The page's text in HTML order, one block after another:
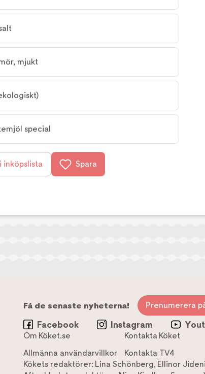
mjukt
special
inköpslista Spara
Få de senaste nyheterna! Prenumerera
Facebook Instagram
Om Köket.se Kontakta Köket
Allmänna användarvillkor
Kontakta TV4
Kökets redaktörer: Lina Schönberg, Ellinor